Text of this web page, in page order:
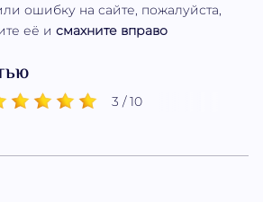
ошибку на сайте, пожалуйста,
её и смахните вправо
3 / 10